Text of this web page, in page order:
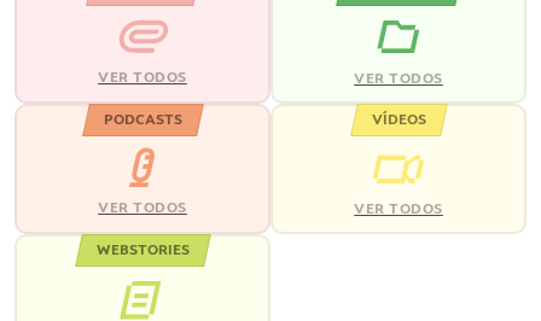
VER TODOS VER TODOS
PODCASTS
VER TODOS
VÍDEOS
VER TODOS
WEBSTORIES